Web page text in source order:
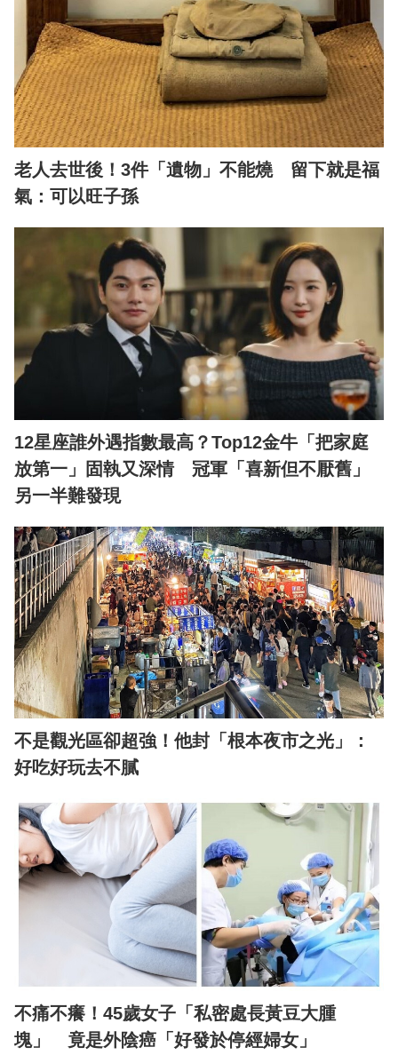
老人去世後！3件「遺物」不能燒 留下就是福
氣：可以旺子孫
12星座誰外遇指數最高？Top12金牛「把家庭
放第一」固執又深情 冠軍「喜新但不厭舊」
另一半難發現
不是觀光區卻超強！他封「根本夜市之光」：
好吃好玩去不膩
不痛不癢！45歲女子「私密處長黃豆大腫
塊」 竟是外陰癌「好發於停經婦女」